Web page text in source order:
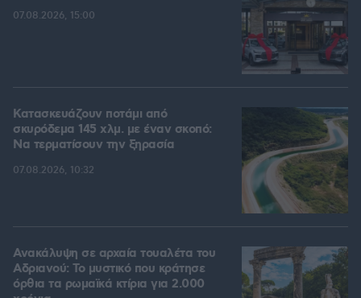
07.08.2026, 15:00
Κατασκευάζουν ποτάμι από
σκυρόδεμα 145 χλμ. με έναν σκοπό:
Να τερματίσουν την ξηρασία
07.08.2026, 10:32
Ανακάλυψη σε αρχαία τουαλέτα του
Αδριανού: Το μυστικό που κράτησε
όρθια τα ρωμαϊκά κτίρια για 2.000